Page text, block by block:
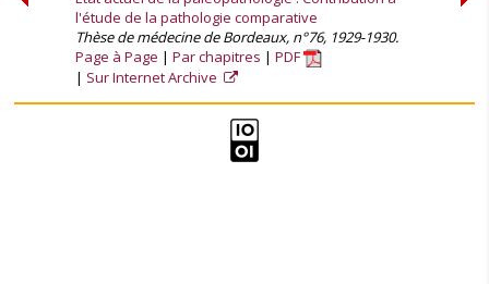
l'étude de la pathologie comparative
Thèse de médecine de Bordeaux, n°76, 1929-1930.
Page à Page
Par chapitres
PDF
Sur Internet Archive